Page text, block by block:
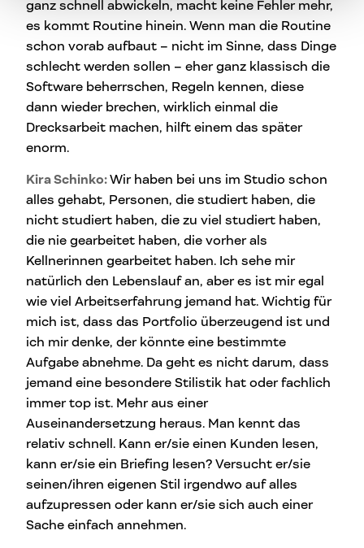
ganz schnell abwickeln, macht keine Fehler mehr,
es kommt Routine hinein. Wenn man die Routine
schon vorab aufbaut – nicht im Sinne, dass Dinge
schlecht werden sollen – eher ganz klassisch die
Software beherrschen, Regeln kennen, diese
dann wieder brechen, wirklich einmal die
Drecksarbeit machen, hilft einem das später
enorm.
Kira Schinko:Wir haben bei uns im Studio schon
alles gehabt, Personen, die studiert haben, die
nicht studiert haben, die zu viel studiert haben,
die nie gearbeitet haben, die vorher als
Kellnerinnen gearbeitet haben. Ich sehe mir
natürlich den Lebenslauf an, aber es ist mir egal
wie viel Arbeitserfahrung jemand hat. Wichtig für
mich ist, dass das Portfolio überzeugend ist und
ich mir denke, der könnte eine bestimmte
Aufgabe abnehme. Da geht es nicht darum, dass
jemand eine besondere Stilistik hat oder fachlich
immer top ist. Mehr aus einer
Auseinandersetzung heraus. Man kennt das
relativ schnell. Kann er/sie einen Kunden lesen,
kann er/sie ein Briefing lesen? Versucht er/sie
seinen/ihren eigenen Stil irgendwo auf alles
aufzupressen oder kann er/sie sich auch einer
Sache einfach annehmen.